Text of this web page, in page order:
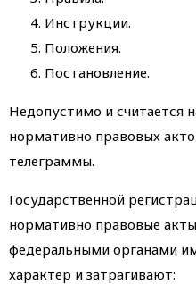
Инструкции.
Положения.
Постановление.
Недопустимо и считается
нормативно правовых
телеграммы.
Государственной
нормативно правовые
федеральными органами
характер и затрагивают: